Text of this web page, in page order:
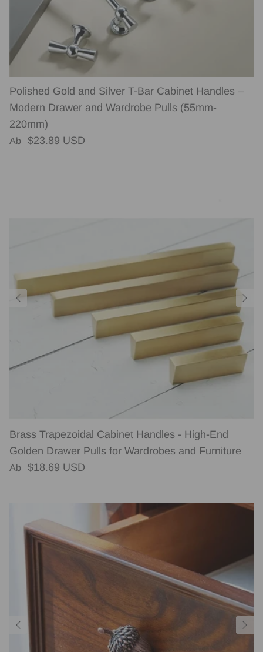
Polished Gold and Silver T-Bar Cabinet Handles –
Modern Drawer and Wardrobe Pulls (55mm-
220mm)
Normaler Preis
Ab $23.89 USD
Brass Trapezoidal Cabinet Handles - High-End
Golden Drawer Pulls for Wardrobes and Furniture
Normaler Preis
Ab $18.69 USD